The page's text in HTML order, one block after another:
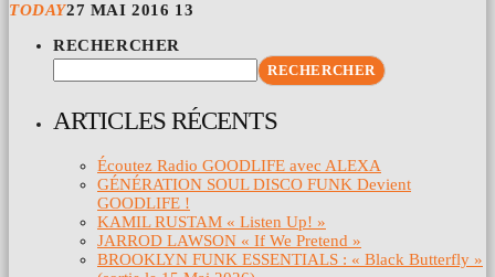
TODAY27 MAI 2016 13
RECHERCHER
RECHERCHER
ARTICLES RÉCENTS
Écoutez Radio GOODLIFE avec ALEXA
GÉNÉRATION SOUL DISCO FUNK Devient
GOODLIFE !
KAMIL RUSTAM « Listen Up! »
JARROD LAWSON « If We Pretend »
BROOKLYN FUNK ESSENTIALS : « Black Butterfly »